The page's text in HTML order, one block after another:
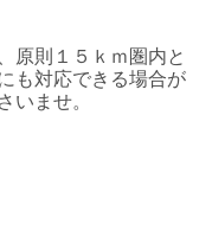
原則１５ｋｍ圏内と
も対応できる場合が
いませ。